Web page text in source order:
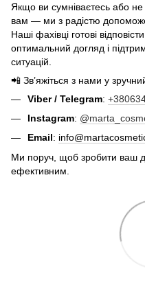
Якщо ви сумніваєтесь або не
вам — ми з радістю
Наші фахівці готові
оптимальний догляд і
ситуацій.
📲 Зв’яжіться з нами у
Viber / Telegram:
Instagram:
Email:
Ми поруч, щоб зробити ваш
ефективним.